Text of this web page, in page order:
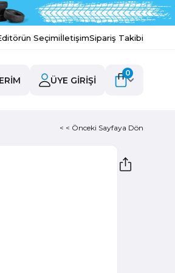
SeçimiİletişimSipariş Takibi
ÜYE GIRIŞI
0
< < Önceki Sayfaya Dön